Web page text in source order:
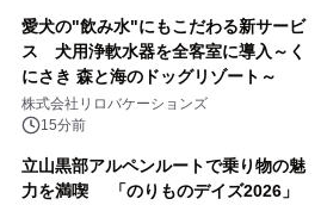
愛犬の"飲み水"にもこだわる新サービ
ス 犬用浄軟水器を全客室に導入～く
にさき 森と海のドッグリゾート～
株式会社リロバケーションズ
15分前
立山黒部アルペンルートで乗り物の魅
力を満喫 「のりものデイズ2026」